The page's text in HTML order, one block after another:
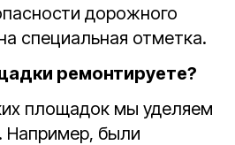
дорожного
специальная отметка.
ремонтируете?
площадок мы уделяем
Например, были